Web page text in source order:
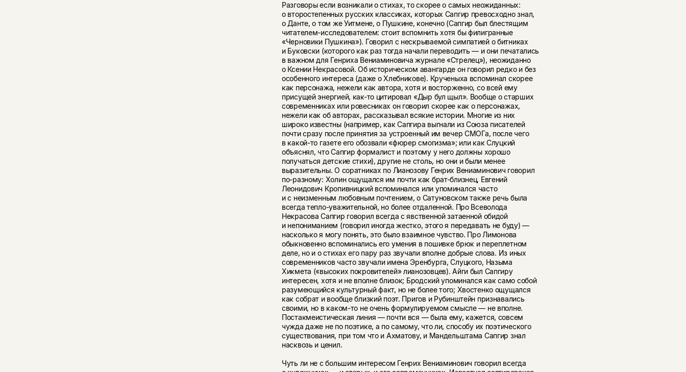
Разговоры если возникали о стихах, то скорее о самых неожиданных:
о второстепенных русских классиках, которых Сапгир превосходно знал,
о Данте, о том же Уитмене, о Пушкине, конечно (Сапгир был блестящим
читателем-исследователем: стоит вспомнить хотя бы филигранные
«Черновики Пушкина»). Говорил с нескрываемой симпатией о битниках
и Буковски (которого как раз тогда начали переводить — и они печатались
в важном для Генриха Вениаминовича журнале «Стрелец»), неожиданно
о Ксении Некрасовой. Об историческом авангарде он говорил редко и без
особенного интереса (даже о Хлебникове). Крученыха вспоминал скорее
как персонажа, нежели как автора, хотя и восторженно, со всей ему
присущей энергией, как-то цитировал «Дыр бул щыл». Вообще о старших
современниках или ровесниках он говорил скорее как о персонажах,
нежели как об авторах, рассказывал всякие истории. Многие из них
широко известны (например, как Сапгира выгнали из Союза писателей
почти сразу после принятия за устроенный им вечер СМОГа, после чего
в какой-то газете его обозвали «фюрер смогизма»; или как Слуцкий
объяснял, что Сапгир формалист и поэтому у него должны хорошо
получаться детские стихи), другие не столь, но они и были менее
выразительны. О соратниках по Лианозову Генрих Вениаминович говорил
по-разному: Холин ощущался им почти как брат-близнец, Евгений
Леонидович Кропивницкий вспоминался или упоминался часто
и с неизменным любовным почтением, о Сатуновском также речь была
всегда тепло-уважительной, но более отдаленной. Про Всеволода
Некрасова Сапгир говорил всегда с явственной затаенной обидой
и непониманием (говорил иногда жестко, этого я передавать не буду) —
насколько я могу понять, это было взаимное чувство. Про Лимонова
обыкновенно вспоминались его умения в пошивке брюк и переплетном
деле, но и о стихах его пару раз звучали вполне добрые слова. Из иных
современников часто звучали имена Эренбурга, Слуцкого, Назыма
Хикмета («высоких покровителей» лианозовцев). Айги был Сапгиру
интересен, хотя и не вполне близок; Бродский упоминался как само собой
разумеющийся культурный факт, но не более того; Хвостенко ощущался
как собрат и вообще близкий поэт. Пригов и Рубинштейн признавались
своими, но в каком-то не очень формулируемом смысле — не вполне.
Постакмеистическая линия — почти вся — была ему, кажется, совсем
чужда даже не по поэтике, а по самому, что ли, способу их поэтического
существования, при том что и Ахматову, и Мандельштама Сапгир знал
насквозь и ценил.
Чуть ли не с большим интересом Генрих Вениаминович говорил всегда